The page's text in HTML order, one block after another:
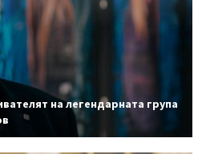
на легендарната група